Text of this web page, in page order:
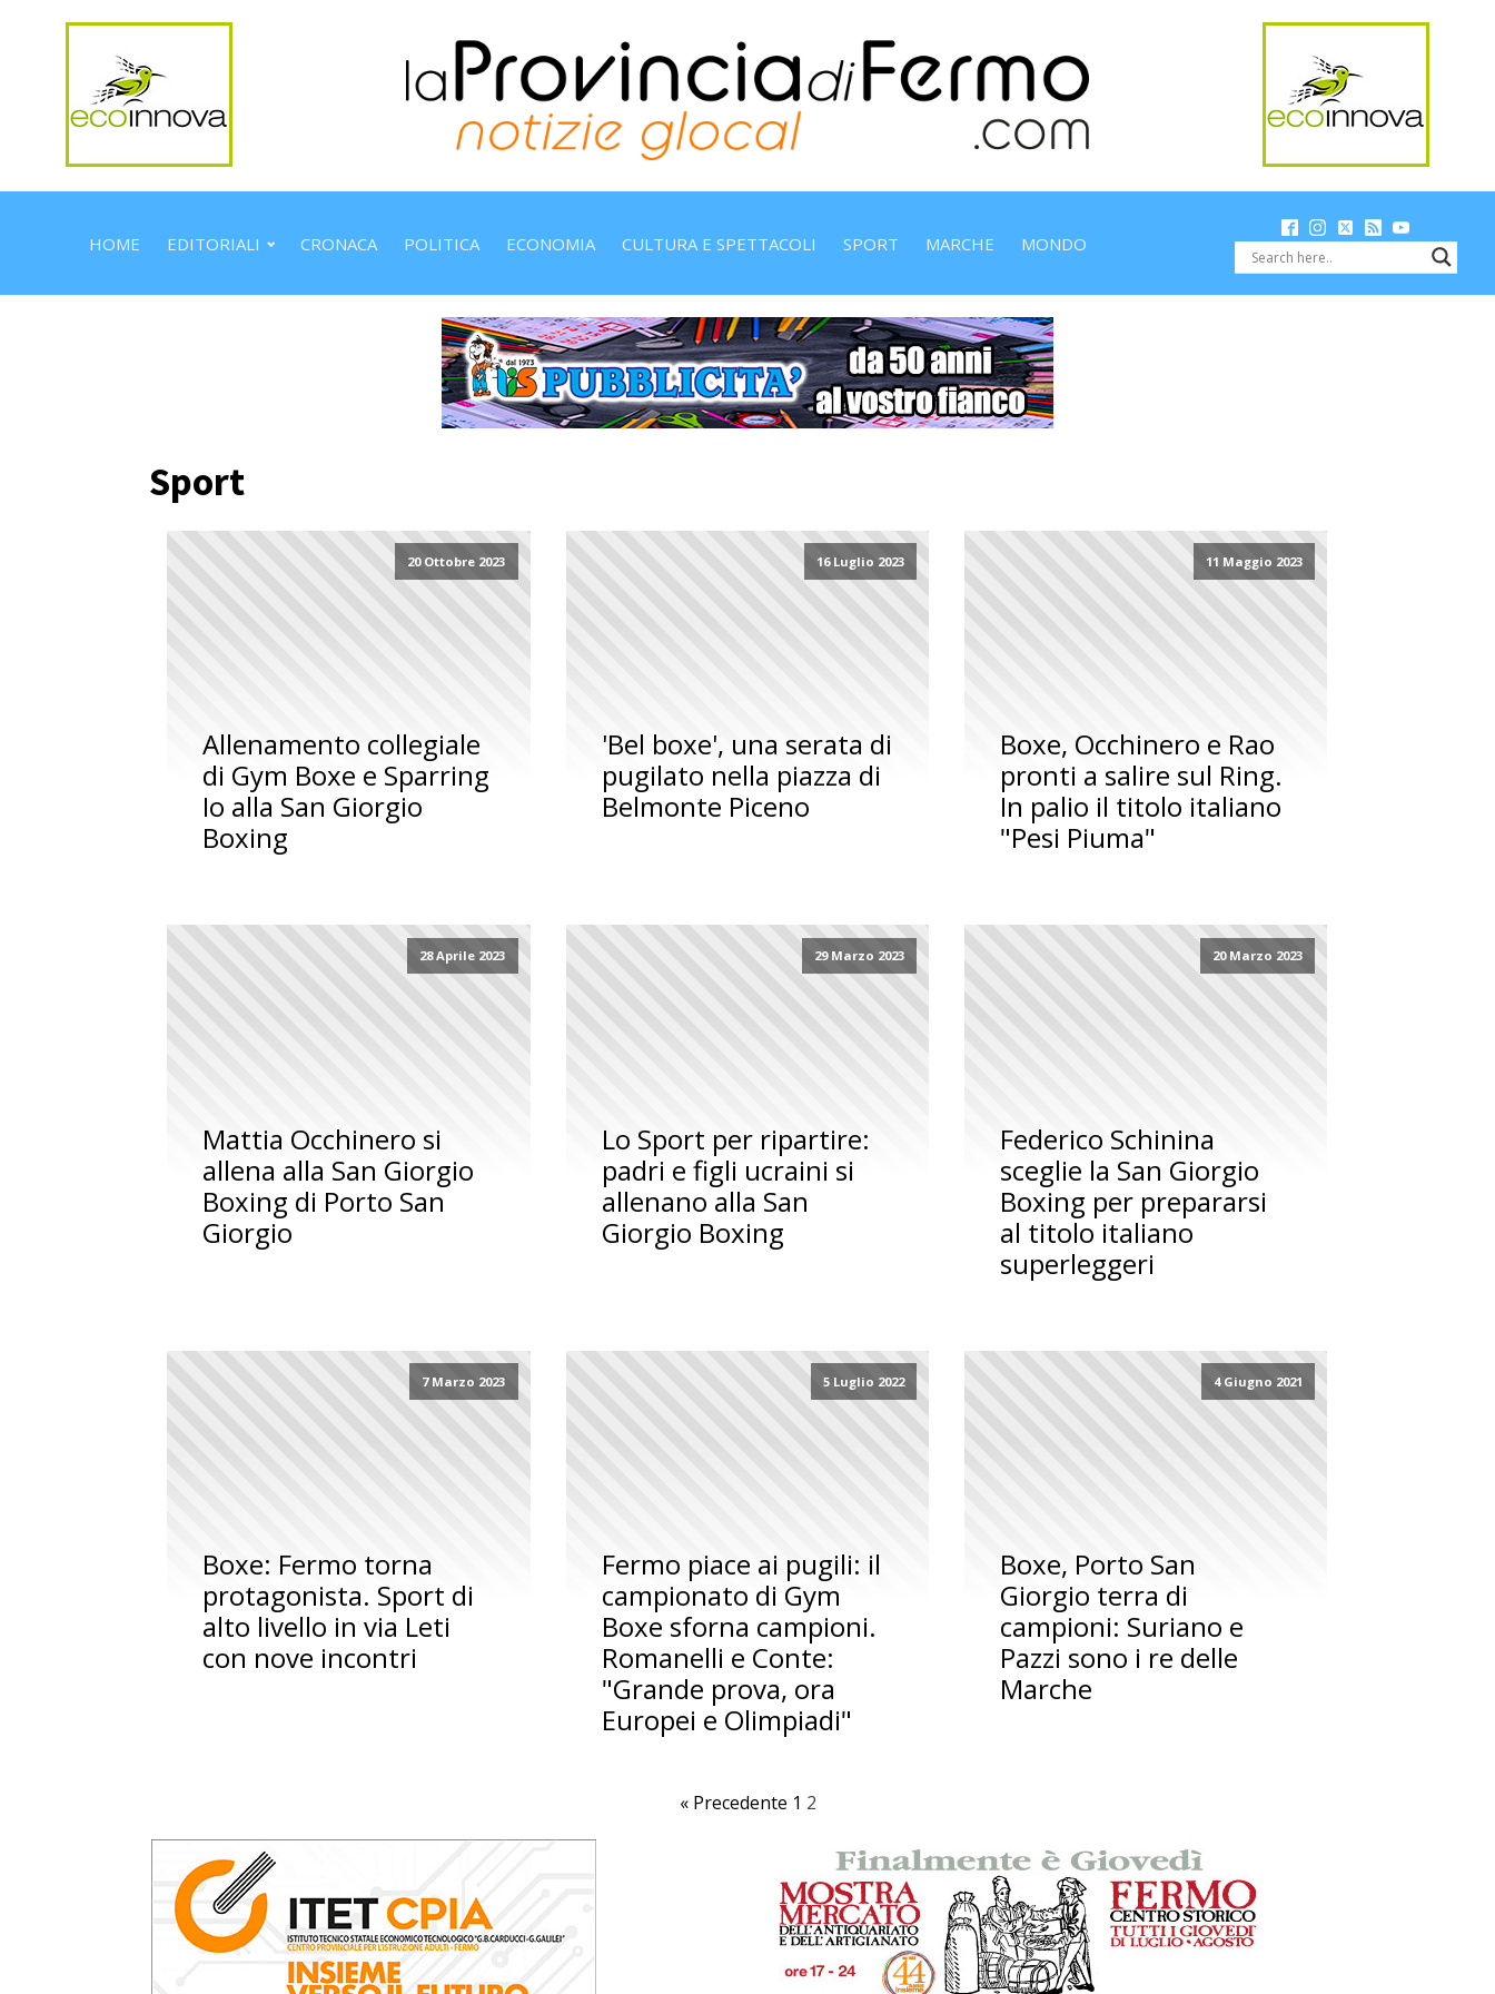
HOME EDITORIALI CRONACA POLITICA ECONOMIA CULTURA E SPETTACOLI SPORT MARCHE MONDO
Sport
20 Ottobre 2023
Allenamento collegiale
di Gym Boxe e Sparring
Io alla San Giorgio
Boxing
16 Luglio 2023
'Bel boxe', una serata di
pugilato nella piazza di
Belmonte Piceno
11 Maggio 2023
Boxe, Occhinero e Rao
pronti a salire sul Ring.
In palio il titolo italiano
"Pesi Piuma"
28 Aprile 2023
Mattia Occhinero si
allena alla San Giorgio
Boxing di Porto San
Giorgio
29 Marzo 2023
Lo Sport per ripartire:
padri e figli ucraini si
allenano alla San
Giorgio Boxing
20 Marzo 2023
Federico Schinina
sceglie la San Giorgio
Boxing per prepararsi
al titolo italiano
superleggeri
7 Marzo 2023
Boxe: Fermo torna
protagonista. Sport di
alto livello in via Leti
con nove incontri
5 Luglio 2022
Fermo piace ai pugili: il
campionato di Gym
Boxe sforna campioni.
Romanelli e Conte:
"Grande prova, ora
Europei e Olimpiadi"
4 Giugno 2021
Boxe, Porto San
Giorgio terra di
campioni: Suriano e
Pazzi sono i re delle
Marche
« Precedente 1 2